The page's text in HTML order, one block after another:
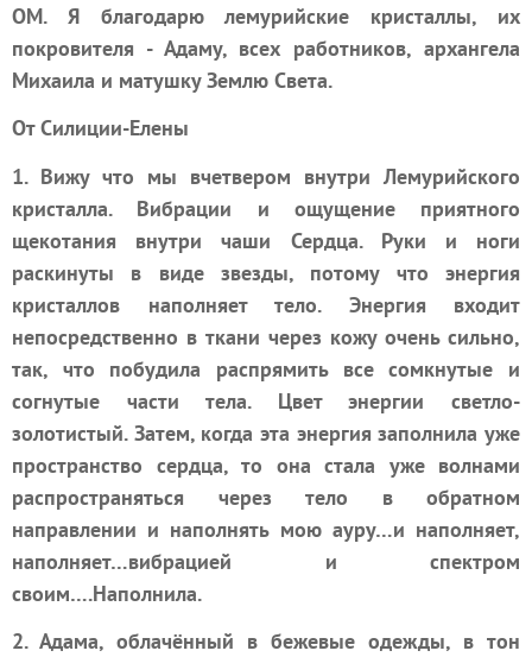
ОМ. Я благодарю лемурийские кристаллы, их
покровителя - Адаму, всех работников, архангела
Михаила и матушку Землю Света.
От Силиции-Елены
1. Вижу что мы вчетвером внутри Лемурийского
кристалла. Вибрации и ощущение приятного
щекотания внутри чаши Сердца. Руки и ноги
раскинуты в виде звезды, потому что энергия
кристаллов наполняет тело. Энергия входит
непосредственно в ткани через кожу очень сильно,
так, что побудила распрямить все сомкнутые и
согнутые части тела. Цвет энергии светло-
золотистый. Затем, когда эта энергия заполнила уже
пространство сердца, то она стала уже волнами
распространяться через тело в обратном
направлении и наполнять мою ауру…и наполняет,
наполняет…вибрацией и спектром
своим….Наполнила.
2. Адама, облачённый в бежевые одежды, в тон